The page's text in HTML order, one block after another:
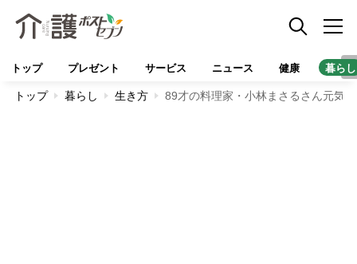
トップ プレゼント サービス ニュース 健康 暮らし
トップ 暮らし 生き方 89才の料理家・小林まさるさん元気